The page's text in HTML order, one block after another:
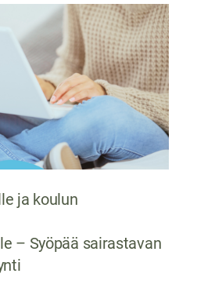
ja koulun
­– Syöpää sairastavan